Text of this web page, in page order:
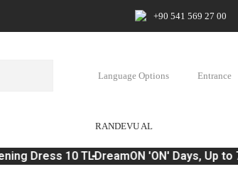
+90 541 569 27 00
Language Options Entrance
RANDEVU AL
Dress 10 TLDreamON 'ON' Days, Up to